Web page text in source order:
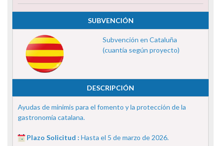
SUBVENCIÓN
Subvención en Cataluña
(cuantía según proyecto)
DESCRIPCIÓN
Ayudas de minimis para el fomento y la protección de la
gastronomía catalana.
Plazo Solicitud : Hasta el 5 de marzo de 2026.